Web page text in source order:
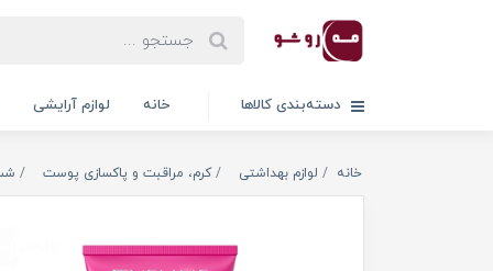
دسته‌بندی کالاها خانه لوازم آرایشی
خانه لوازم بهداشتی کرم، مراقبت و پاکسازی پوست